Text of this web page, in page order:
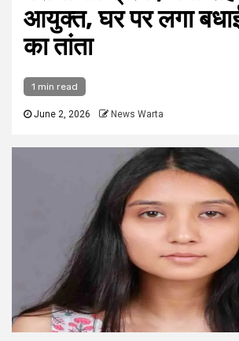
आयुक्त, घर पर लगा
का तांता
1 min read
June 2, 2026 News Warta